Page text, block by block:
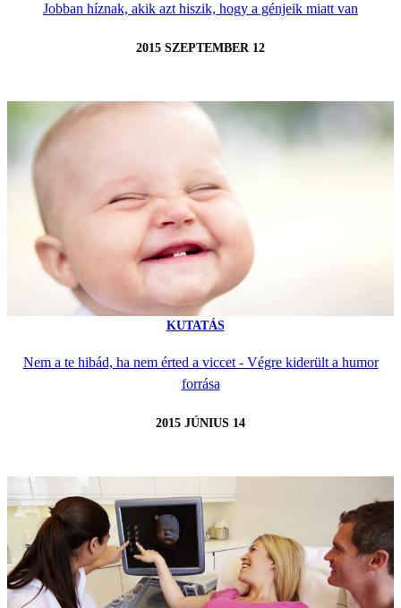
Jobban híznak, akik azt hiszik, hogy a génjeik miatt van
2015 SZEPTEMBER 12
KUTATÁS
Nem a te hibád, ha nem érted a viccet - Végre kiderült a humor
forrása
2015 JÚNIUS 14